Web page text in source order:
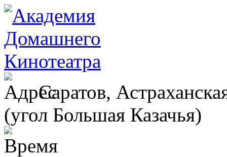
Саратов,
(угол Большая Казачья)